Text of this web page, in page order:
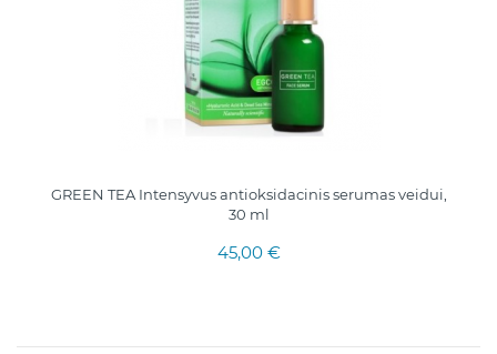
GREEN TEA Intensyvus antioksidacinis serumas veidui,
30 ml
45,00 €